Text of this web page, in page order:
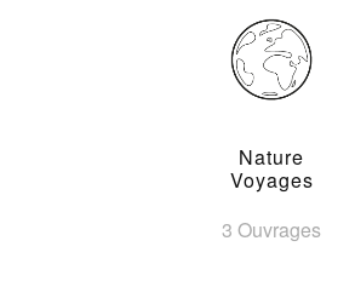
Nature
Voyages
3 Ouvrages